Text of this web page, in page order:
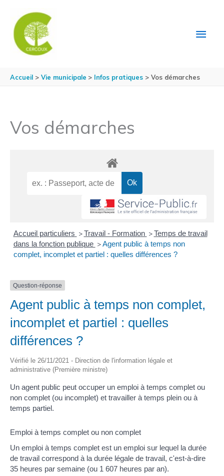
Accueil Vie municipale Infos pratiques Vos démarches
Vos démarches
Accueil particuliers > Travail - Formation > Temps de travail
dans la fonction publique > Agent public à temps non
complet, incomplet et partiel : quelles différences ?
Question-réponse
Agent public à temps non complet,
incomplet et partiel : quelles
différences ?
Vérifié le 26/11/2021 - Direction de l'information légale et
administrative (Première ministre)
Un agent public peut occuper un emploi à temps complet ou
non complet (ou incomplet) et travailler à temps plein ou à
temps partiel.
Emploi à temps complet ou non complet
Un emploi à temps complet est un emploi sur lequel la durée
de travail correspond à la durée légale de travail, c'est-à-dire
35 heures par semaine (ou 1 607 heures par an).